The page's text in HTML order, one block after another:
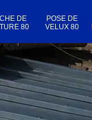
DE
80
POSE DE
VELUX 80